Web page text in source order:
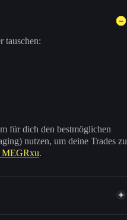
tauschen:
für dich den bestmöglichen
nutzen, um deine Trades zu
MEGRxu.